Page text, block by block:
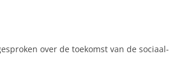
over de toekomst van de sociaal-